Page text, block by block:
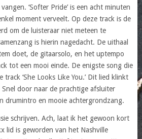
‘Softer Pride’ is een acht minuten
moment verveelt. Op deze track is de
om de luisteraar niet meteen te
is hierin nagedacht. De uithaal
doet, de gitaarsolo, en het uptempo
tot een mooi einde. De enigste song die
‘She Looks Like You.’ Dit lied klinkt
door naar de prachtige afsluiter
drumintro en mooie achtergrondzang.
schrijven. Ach, laat ik het gewoon kort
lid is geworden van het Nashville